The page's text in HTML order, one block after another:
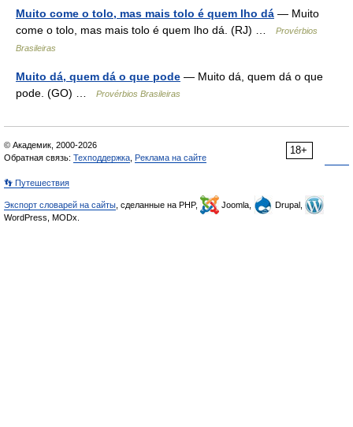
Muito come o tolo, mas mais tolo é quem lho dá — Muito
come o tolo, mas mais tolo é quem lho dá. (RJ) …
Provérbios
Brasileiras
Muito dá, quem dá o que pode — Muito dá, quem dá o que
pode. (GO) …
Provérbios Brasileiras
18+
© Академик, 2000-2026
Обратная связь: Техподдержка Реклама на сайте
👣 Путешествия
Экспорт словарей на сайты , сделанные на PHP, Joomla,
Drupal,
WordPress, MODx.